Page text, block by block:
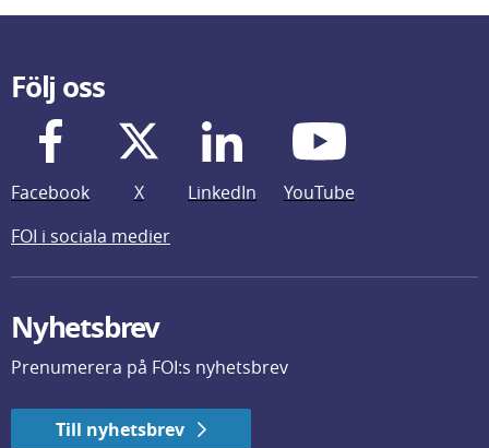
Följ oss
Facebook X LinkedIn
YouTube
FOI i sociala medier
Nyhetsbrev
Prenumerera på FOI:s nyhetsbrev
Till nyhetsbrev